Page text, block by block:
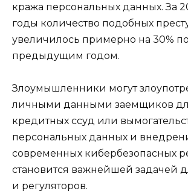
кража персональных данных. За
годы количество подобных
увеличилось примерно на 30%
предыдущим годом.
Злоумышленники могут
личными данными заемщиков
кредитных ссуд или
персональных данных и
современных кибербезопасных
становится важнейшей задачей
и регуляторов.